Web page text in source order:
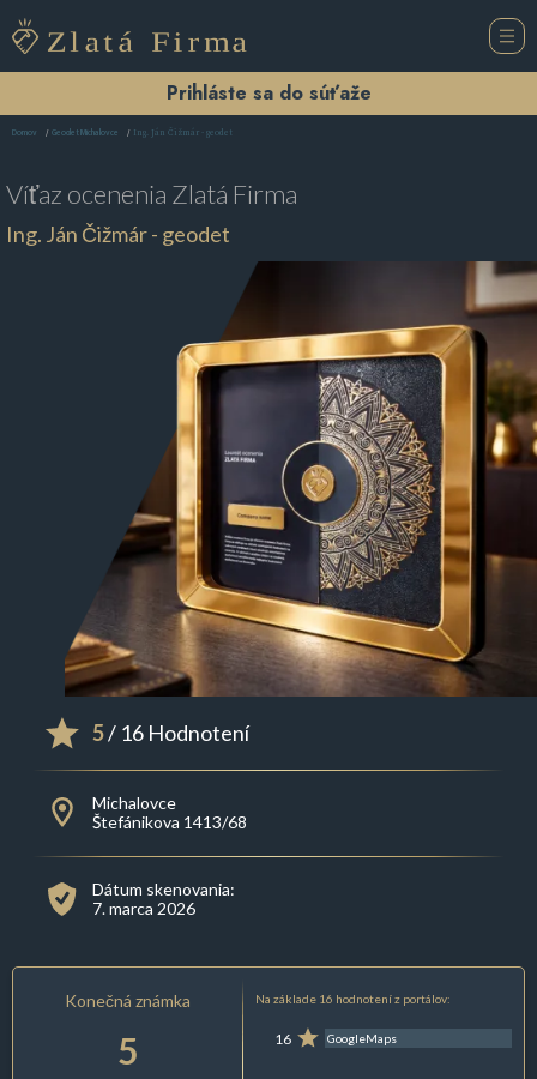
Prihláste sa do súťaže
Domov Geodet Michalovce Ing. Ján Čižmár - geodet
Víťaz ocenenia Zlatá Firma
Ing. Ján Čižmár - geodet
5/ 16 Hodnotení
Michalovce
Štefánikova 1413/68
Dátum skenovania:
7. marca 2026
Konečná známka
5
Na základe 16 hodnotení z portálov:
16 GoogleMaps